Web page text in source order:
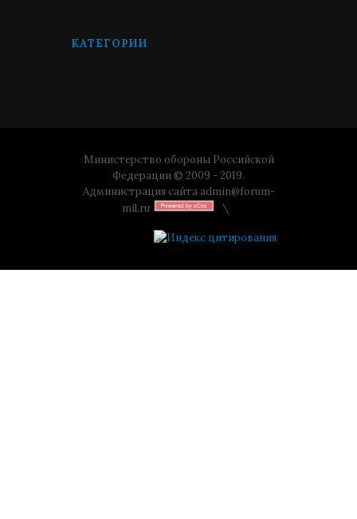
КАТЕГОРИИ
Министерство обороны Российской
Федерации © 2009 - 2019.
Администрация сайта admin@forum-
mil.ru